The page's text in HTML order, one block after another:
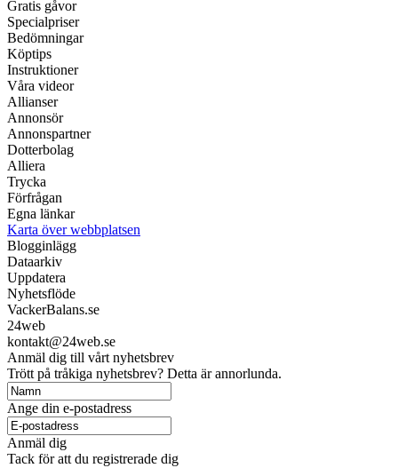
Gratis gåvor
Specialpriser
Bedömningar
Köptips
Instruktioner
Våra videor
Allianser
Annonsör
Annonspartner
Dotterbolag
Alliera
Trycka
Förfrågan
Egna länkar
Karta över webbplatsen
Blogginlägg
Dataarkiv
Uppdatera
Nyhetsflöde
VackerBalans.se
24web
kontakt@24web.se
Anmäl dig till vårt nyhetsbrev
Trött på tråkiga nyhetsbrev? Detta är annorlunda.
Ange din e-postadress
Anmäl dig
Tack för att du registrerade dig